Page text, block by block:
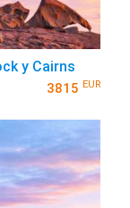
y Cairns
3815 EUR